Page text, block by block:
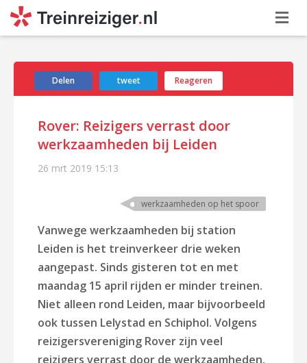
Delen tweet Reageren
Rover: Reizigers verrast door
werkzaamheden bij Leiden
26 mrt 2019 15:13
werkzaamheden op het spoor
Vanwege werkzaamheden bij station
Leiden is het treinverkeer drie weken
aangepast. Sinds gisteren tot en met
maandag 15 april rijden er minder treinen.
Niet alleen rond Leiden, maar bijvoorbeeld
ook tussen Lelystad en Schiphol. Volgens
reizigersvereniging Rover zijn veel
reizigers verrast door de werkzaamheden.